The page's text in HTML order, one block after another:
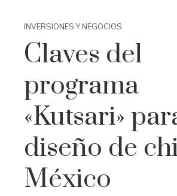
INVERSIONES Y NEGOCIOS
Claves del
programa
«Kutsari»
diseño de
México